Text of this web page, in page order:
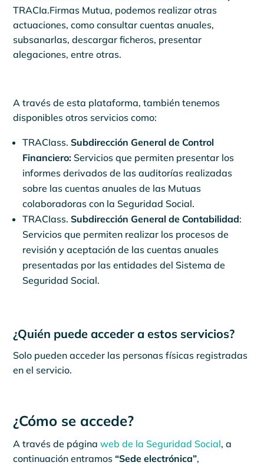
TRACIa.Firmas Mutua, podemos realizar otras
actuaciones, como consultar cuentas anuales,
subsanarlas, descargar ficheros, presentar
alegaciones, entre otras.
A través de esta plataforma, también tenemos
disponibles otros servicios como:
TRACIass.Subdirección General de Control
Financiero: Servicios que permiten presentar los
informes derivados de las auditorías realizadas
sobre las cuentas anuales de las Mutuas
colaboradoras con la Seguridad Social.
TRACIass.Subdirección General de Contabilidad:
Servicios que permiten realizar los procesos de
revisión y aceptación de las cuentas anuales
presentadas por las entidades del Sistema de
Seguridad Social.
¿Quién puede acceder a estos servicios?
Solo pueden acceder las personas físicas registradas
en el servicio.
¿Cómo se accede?
A través de páginaweb de la Seguridad Social, a
continuación entramos “Sede electrónica”,